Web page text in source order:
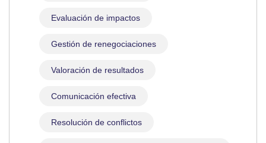
Evaluación de impactos
Gestión de renegociaciones
Valoración de resultados
Comunicación efectiva
Resolución de conflictos